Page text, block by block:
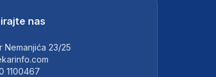
nas
Nemanjića 23/25
1100467